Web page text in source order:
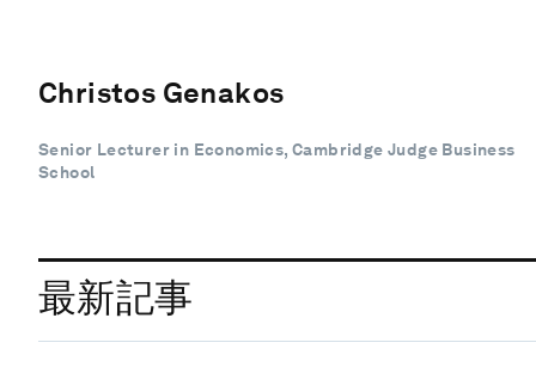
Christos Genakos
Senior Lecturer in Economics, Cambridge Judge Business
School
最新記事